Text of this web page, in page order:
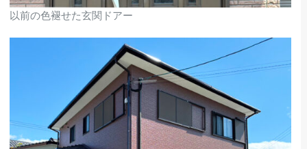
以前の色褪せた玄関ドアー